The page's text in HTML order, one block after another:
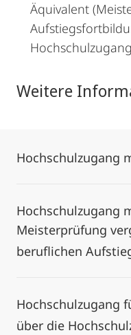
Äquivalent
Weitere
Hochschulzugang
Hochschulzugang
Meisterprüfung
beruflichen
Hochschulzugang
über die